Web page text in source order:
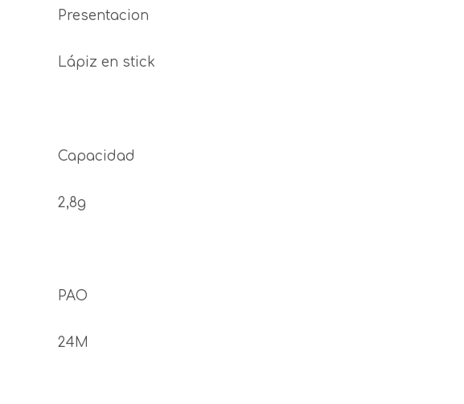
Presentacion
Lápiz en stick
Capacidad
2,8g
PAO
24M